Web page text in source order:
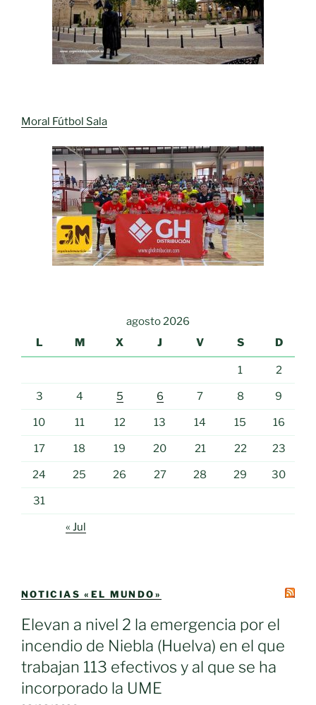
Moral Fútbol Sala
agosto 2026
L
M X J V S D
1 2
3 4 5 6 7 8 9
10 11 12 13 14 15 16
17 18 19 20 21 22 23
24 25 26 27 28 29 30
31
« Jul
NOTICIAS «EL MUNDO»
Elevan a nivel 2 la emergencia por el
incendio de Niebla (Huelva) en el que
trabajan 113 efectivos y al que se ha
incorporado la UME